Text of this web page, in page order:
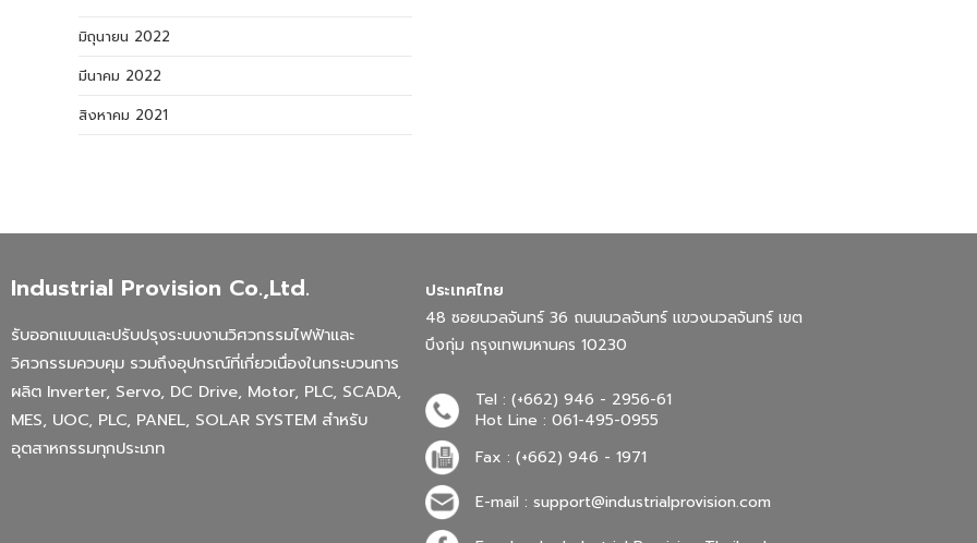
มิถุนายน 2022
มีนาคม 2022
สิงหาคม 2021
Industrial Provision Co.,Ltd.
รับออกแบบและปรับปรุงระบบงานวิศวกรรมไฟฟ้าและ
วิศวกรรมควบคุม รวมถึงอุปกรณ์ที่เกี่ยวเนื่องในกระบวนการ
ผลิต Inverter, Servo, DC Drive, Motor, PLC, SCADA,
MES, UOC, PLC, PANEL, SOLAR SYSTEM สำหรับ
อุตสาหกรรมทุกประเภท
ประเทศไทย
48 ซอยนวลจันทร์ 36 ถนนนวลจันทร์ แขวงนวลจันทร์ เขต
บึงกุ่ม กรุงเทพมหานคร 10230
Tel : (+662) 946 - 2956-61
Hot Line : 061-495-0955
Fax : (+662) 946 - 1971
E-mail :support@industrialprovision.com